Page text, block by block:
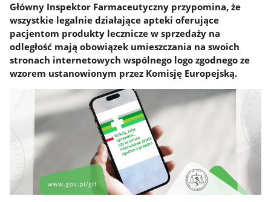
Główny Inspektor Farmaceutyczny przypomina, że
wszystkie legalnie działające apteki oferujące
pacjentom produkty lecznicze w sprzedaży na
odległość mają obowiązek umieszczania na swoich
stronach internetowych wspólnego logo zgodnego ze
wzorem ustanowionym przez Komisję Europejską.